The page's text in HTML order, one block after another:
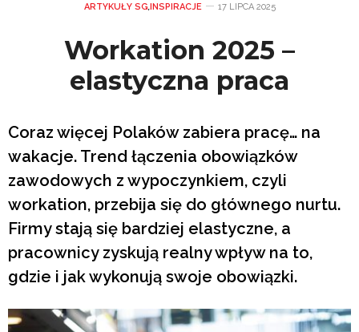
ARTYKUŁY SG,INSPIRACJE 17 LIPCA 2025
Workation 2025 –
elastyczna praca
Coraz więcej Polaków zabiera pracę… na
wakacje. Trend łączenia obowiązków
zawodowych z wypoczynkiem, czyli
workation, przebija się do głównego nurtu.
Firmy stają się bardziej elastyczne, a
pracownicy zyskują realny wpływ na to,
gdzie i jak wykonują swoje obowiązki.